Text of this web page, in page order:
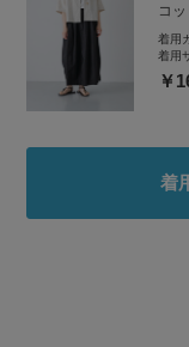
コ
着用
着用
￥
着